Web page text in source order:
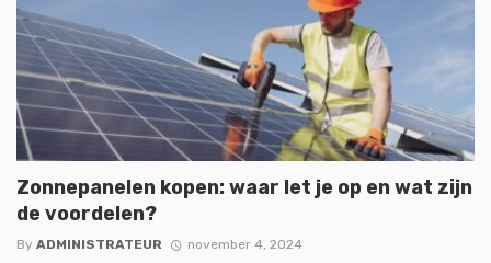
Zonnepanelen kopen: waar let je op en wat zijn
de voordelen?
By ADMINISTRATEUR november 4, 2024